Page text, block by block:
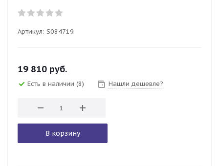
Артикул: S084719
19 810 руб.
Есть в наличии (8) Нашли дешевле?
В корзину